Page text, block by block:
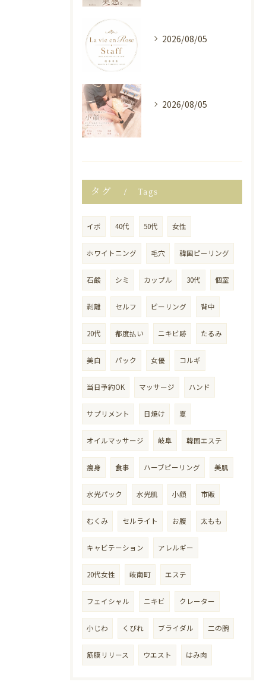
2026/08/05
2026/08/05
タグ Tags
イボ 40代 50代 女性
ホワイトニング 毛穴 韓国ピーリング
石鹸 シミ カップル 30代 個室
剥離 セルフ ピーリング 背中
20代 都度払い ニキビ跡 たるみ
美白 パック 女優 コルギ
当日予約OK マッサージ ハンド
サプリメント 日焼け 夏
オイルマッサージ 岐阜 韓国エステ
痩身 食事 ハーブピーリング 美肌
水光パック 水光肌 小顔 市販
むくみ セルライト お腹 太もも
キャビテーション アレルギー
20代女性 岐南町 エステ
フェイシャル ニキビ クレーター
小じわ くびれ ブライダル 二の腕
筋膜リリース ウエスト はみ肉